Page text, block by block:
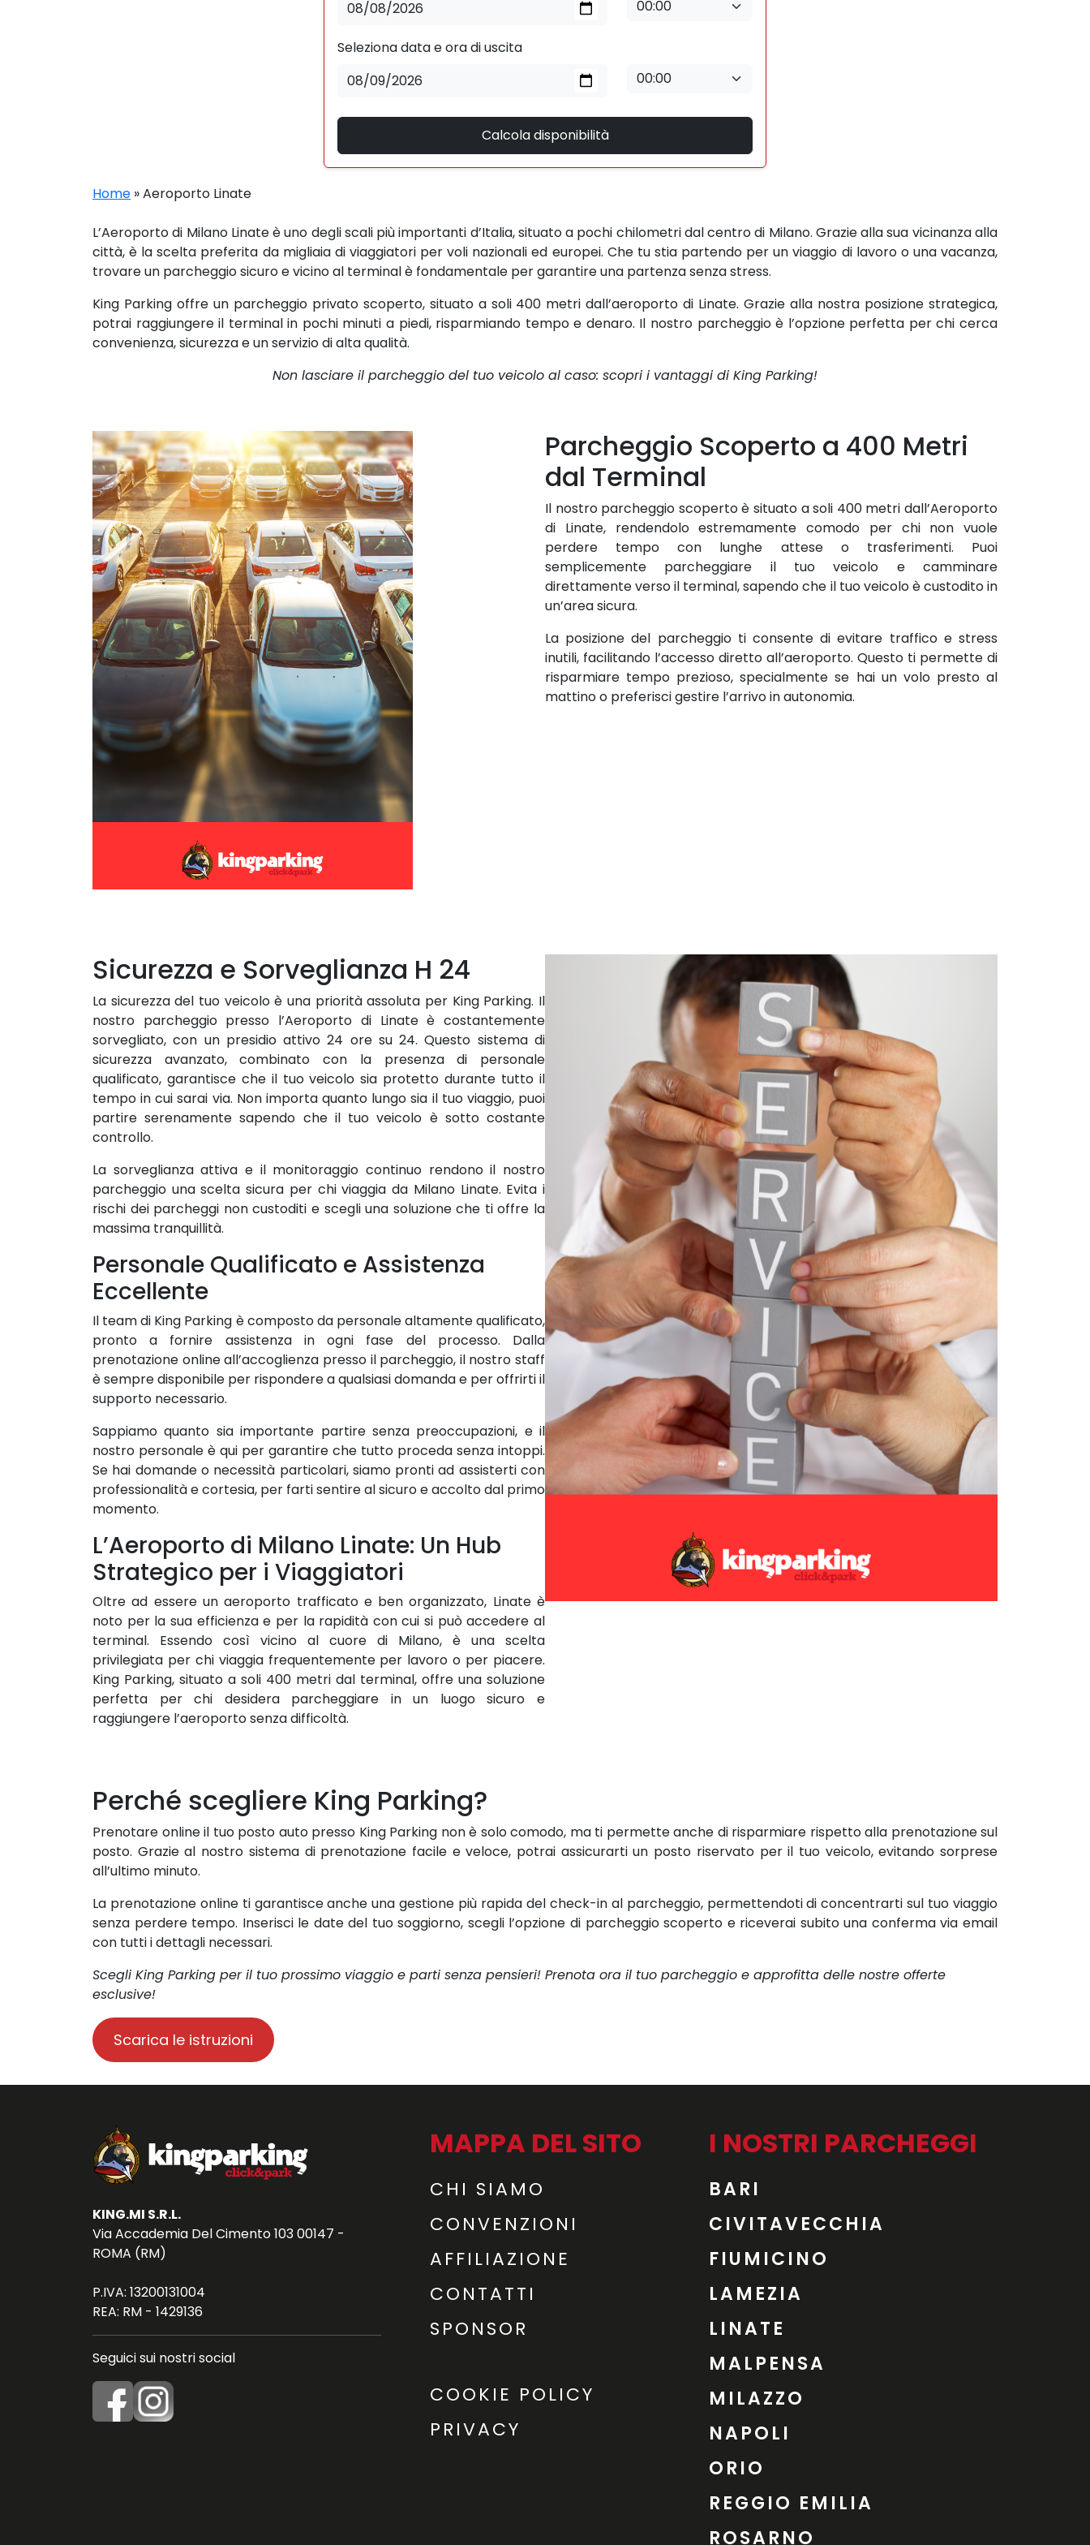
Seleziona data e ora di uscita
Calcola disponibilità
Home »Aeroporto Linate
L’Aeroporto di Milano Linate è uno degli scali più importanti d’Italia, situato a pochi chilometri dal centro di Milano. Grazie alla sua vicinanza alla
città, è la scelta preferita da migliaia di viaggiatori per voli nazionali ed europei. Che tu stia partendo per un viaggio di lavoro o una vacanza,
trovare un parcheggio sicuro e vicino al terminal è fondamentale per garantire una partenza senza stress.
King Parking offre un parcheggio privato scoperto, situato a soli 400 metri dall’aeroporto di Linate. Grazie alla nostra posizione strategica,
potrai raggiungere il terminal in pochi minuti a piedi, risparmiando tempo e denaro. Il nostro parcheggio è l’opzione perfetta per chi cerca
convenienza, sicurezza e un servizio di alta qualità.
Non lasciare il parcheggio del tuo veicolo al caso: scopri i vantaggi di King Parking!
Parcheggio Scoperto a 400 Metri
dal Terminal
Il nostro parcheggio scoperto è situato a soli 400 metri dall’Aeroporto
di Linate, rendendolo estremamente comodo per chi non vuole
perdere tempo con lunghe attese o trasferimenti. Puoi
semplicemente parcheggiare il tuo veicolo e camminare
direttamente verso il terminal, sapendo che il tuo veicolo è custodito in
un’area sicura.
La posizione del parcheggio ti consente di evitare traffico e stress
inutili, facilitando l’accesso diretto all’aeroporto. Questo ti permette di
risparmiare tempo prezioso, specialmente se hai un volo presto al
mattino o preferisci gestire l’arrivo in autonomia.
Sicurezza e Sorveglianza H 24
La sicurezza del tuo veicolo è una priorità assoluta per King Parking. Il
nostro parcheggio presso l’Aeroporto di Linate è costantemente
sorvegliato, con un presidio attivo 24 ore su 24. Questo sistema di
sicurezza avanzato, combinato con la presenza di personale
qualificato, garantisce che il tuo veicolo sia protetto durante tutto il
tempo in cui sarai via. Non importa quanto lungo sia il tuo viaggio, puoi
partire serenamente sapendo che il tuo veicolo è sotto costante
controllo.
La sorveglianza attiva e il monitoraggio continuo rendono il nostro
parcheggio una scelta sicura per chi viaggia da Milano Linate. Evita i
rischi dei parcheggi non custoditi e scegli una soluzione che ti offre la
massima tranquillità.
Personale Qualificato e Assistenza
Eccellente
Il team di King Parking è composto da personale altamente qualificato,
pronto a fornire assistenza in ogni fase del processo. Dalla
prenotazione online all’accoglienza presso il parcheggio, il nostro staff
è sempre disponibile per rispondere a qualsiasi domanda e per offrirti il
supporto necessario.
Sappiamo quanto sia importante partire senza preoccupazioni, e il
nostro personale è qui per garantire che tutto proceda senza intoppi.
Se hai domande o necessità particolari, siamo pronti ad assisterti con
professionalità e cortesia, per farti sentire al sicuro e accolto dal primo
momento.
L’Aeroporto di Milano Linate: Un Hub
Strategico per i Viaggiatori
Oltre ad essere un aeroporto trafficato e ben organizzato, Linate è
noto per la sua efficienza e per la rapidità con cui si può accedere al
terminal. Essendo così vicino al cuore di Milano, è una scelta
privilegiata per chi viaggia frequentemente per lavoro o per piacere.
King Parking, situato a soli 400 metri dal terminal, offre una soluzione
perfetta per chi desidera parcheggiare in un luogo sicuro e
raggiungere l’aeroporto senza difficoltà.
Perché scegliere King Parking?
Prenotare online il tuo posto auto presso King Parking non è solo comodo, ma ti permette anche di risparmiare rispetto alla prenotazione sul
posto. Grazie al nostro sistema di prenotazione facile e veloce, potrai assicurarti un posto riservato per il tuo veicolo, evitando sorprese
all’ultimo minuto.
La prenotazione online ti garantisce anche una gestione più rapida del check-in al parcheggio, permettendoti di concentrarti sul tuo viaggio
senza perdere tempo. Inserisci le date del tuo soggiorno, scegli l’opzione di parcheggio scoperto e riceverai subito una conferma via email
con tutti i dettagli necessari.
Scegli King Parking per il tuo prossimo viaggio e parti senza pensieri! Prenota ora il tuo parcheggio e approfitta delle nostre offerte
esclusive!
Scarica le istruzioni
KING.MI S.R.L.
Via Accademia Del Cimento 103 00147 -
ROMA (RM)
P.IVA: 13200131004
REA: RM - 1429136
Seguici sui nostri social
MAPPA DEL SITO
CHI SIAMO
CONVENZIONI
AFFILIAZIONE
CONTATTI
SPONSOR
COOKIE POLICY
PRIVACY
I NOSTRI PARCHEGGI
BARI
CIVITAVECCHIA
FIUMICINO
LAMEZIA
LINATE
MALPENSA
MILAZZO
NAPOLI
ORIO
REGGIO EMILIA
ROSARNO